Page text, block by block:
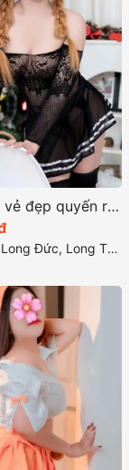
Ngọc Mai vẻ đẹp quyến rũ sức hấp dẫn lôi cuốn
Long Thành, Đồng Nai